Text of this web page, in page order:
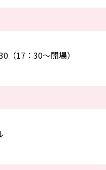
（17：30～開場）